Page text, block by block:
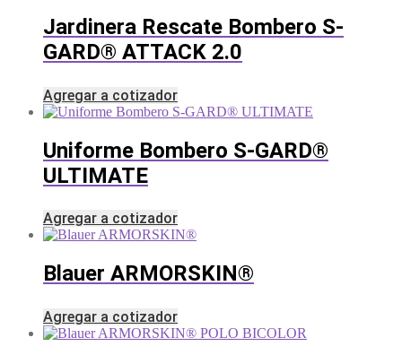
Jardinera Rescate Bombero S-
GARD® ATTACK 2.0
Agregar a cotizador
Uniforme Bombero S-GARD®
ULTIMATE
Agregar a cotizador
Blauer ARMORSKIN®
Agregar a cotizador